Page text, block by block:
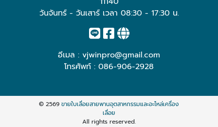
วันจันทร์ - วันเสาร์ เวลา 08:30 - 17:30 น.
อีเมล : vjwinpro@gmail.com
โทรศัพท์ : 086-906-2928
© 2569ขายใบเลื่อยสายพานอุตสาหกรรมและอะไหล่เครื่อง
เลื่อย
All rights reserved.